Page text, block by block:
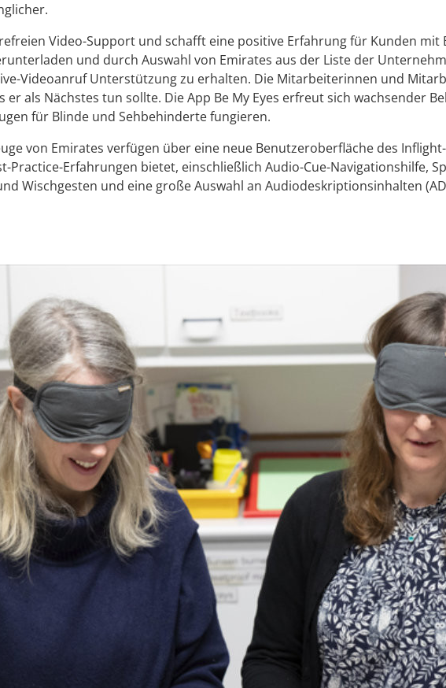
Video-Support und schafft eine positive Erfahrung für Kunden mit
und durch Auswahl von Emirates aus der Liste der
Videoanruf Unterstützung zu erhalten. Die Mitarbeiterinnen und
er als Nächstes tun sollte. Die App Be My Eyes erfreut sich wachsender
für Blinde und Sehbehinderte fungieren.
von Emirates verfügen über eine neue Benutzeroberfläche des
Practice-Erfahrungen bietet, einschließlich Audio-Cue-Navigationshilfe,
Wischgesten und eine große Auswahl an Audiodeskriptionsinhalten